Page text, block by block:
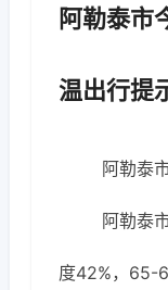
阿勒泰市
温出行提
阿勒泰
阿勒泰
度42%，65-6